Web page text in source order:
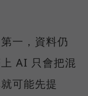
一，資料仍
AI 只會把混
可能先提